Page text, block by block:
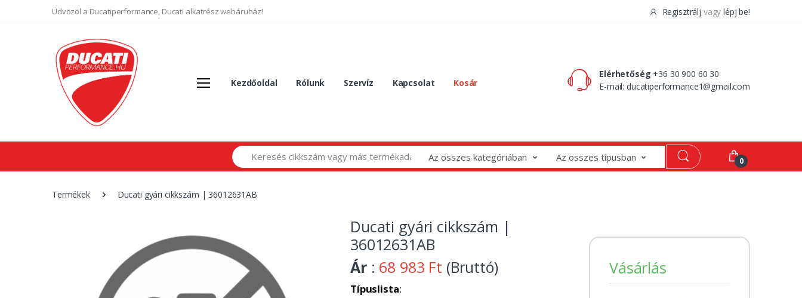
Üdvözöl a Ducatiperformance, Ducati alkatrész webáruház! Regisztrálj vagy lépj be!
Kezdőoldal Rólunk Szervíz Kapcsolat Kosár
Elérhetőség +36 30 900 60 30
E-mail:ducatiperformance1@gmail.com
Search
Az összes kategóriában Az összes típusban 0
Termékek Ducati gyári cikkszám | 36012631AB
Ducati gyári cikkszám |
36012631AB
Ár : 68 983 Ft (Bruttó)
Típuslista:
Vásárlás